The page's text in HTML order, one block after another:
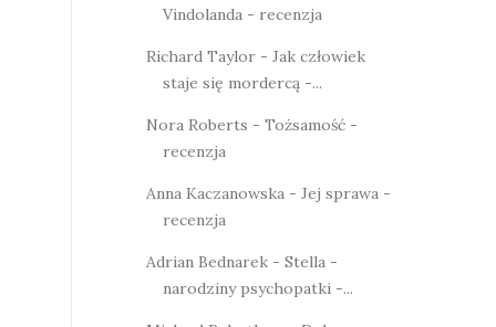
Vindolanda - recenzja
Richard Taylor - Jak człowiek
staje się mordercą -...
Nora Roberts - Tożsamość -
recenzja
Anna Kaczanowska - Jej sprawa -
recenzja
Adrian Bednarek - Stella -
narodziny psychopatki -...